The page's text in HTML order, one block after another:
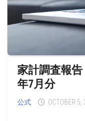
家計調査報
年7月分
公式 OCTOBER 5,